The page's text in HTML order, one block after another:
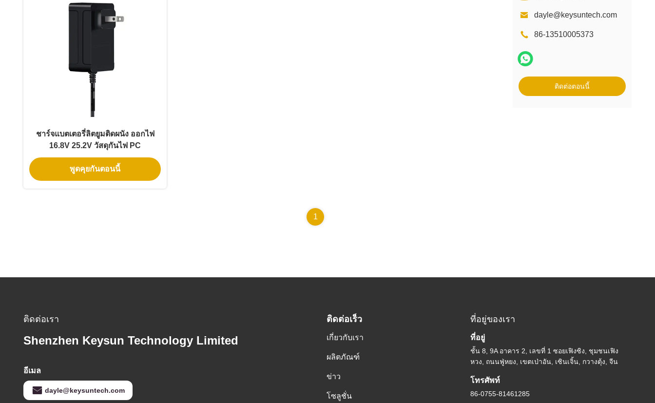
dayle@keysuntech.com
86-13510005373
ติดต่อตอนนี้
ชาร์จแบตเตอรี่ลิตยูมติดผนัง ออกไฟ
16.8V 25.2V วัสดุกันไฟ PC
พูดคุยกันตอนนี้
1
ติดต่อเรา
Shenzhen Keysun Technology Limited
อีเมล
dayle@keysuntech.com
ติดต่อเร็ว
เกี่ยวกับเรา
ผลิตภัณฑ์
ข่าว
โซลูชั่น
ที่อยู่ของเรา
ที่อยู่
ชั้น 8, 9A อาคาร 2, เลขที่ 1 ซอยเฟิงซิง, ชุมชนเฟิง
หวง, ถนนฟู่หยง, เขตเป่าอัน, เซินเจิ้น, กวางตุ้ง, จีน
โทรศัพท์
86-0755-81461285